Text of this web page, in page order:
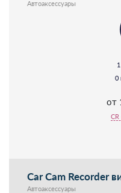
Автоаксессуары
0
от
CR
Car Cam Recorder
Автоаксессуары